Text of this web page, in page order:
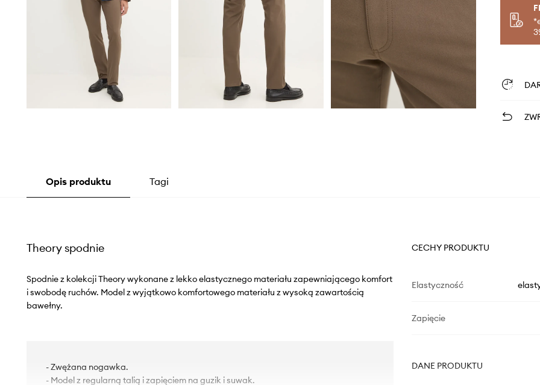
Opis produktu Tagi
Theory spodnie
Spodnie z kolekcji Theory wykonane z lekko elastycznego materiału zapewniającego komfort
i swobodę ruchów. Model z wyjątkowo komfortowego materiału z wysoką zawartością
bawełny.
- Zwężana nogawka.
- Model z regularną talią i zapięciem na guzik i suwak.
CECHY PRODUKTU
Elastyczność
Zapięcie
DANE PRODUKTU